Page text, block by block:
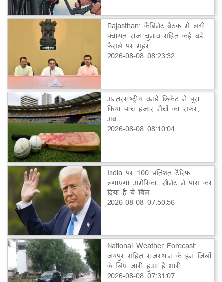
Rajasthan: कैबिनेट बैठक में लगी
पंचायत राज चुनाव सहित कई बड़े
फैसले पर मुहर
2026-08-08 08:23:32
अन्तरराष्ट्रीय वनडे क्रिकेट ने पूरा
किया पांच हजार मैचों का सफर,
अब...
2026-08-08 08:10:04
India पर 100 प्रतिशत टैरिफ
लगाएगा अमेरिका, सीनेट ने पास कर
दिया है ये बिल
2026-08-08 07:50:56
National Weather Forecast:
जयपुर सहित राजस्थान के इन जिलों
के लिए जारी हुआ है भारी...
2026-08-08 07:31:07